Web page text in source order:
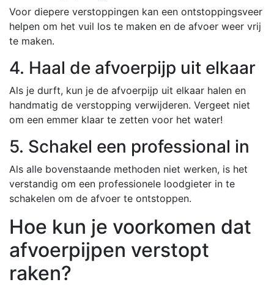
Voor diepere verstoppingen kan een ontstoppingsveer
helpen om het vuil los te maken en de afvoer weer vrij
te maken.
4. Haal de afvoerpijp uit elkaar
Als je durft, kun je de afvoerpijp uit elkaar halen en
handmatig de verstopping verwijderen. Vergeet niet
om een emmer klaar te zetten voor het water!
5. Schakel een professional in
Als alle bovenstaande methoden niet werken, is het
verstandig om een professionele loodgieter in te
schakelen om de afvoer te ontstoppen.
Hoe kun je voorkomen dat
afvoerpijpen verstopt
raken?